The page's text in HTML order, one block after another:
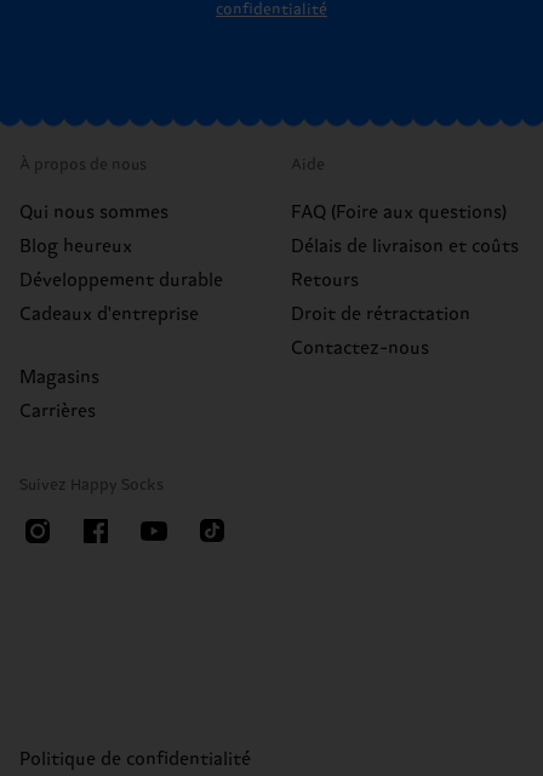
confidentialité
À propos de nous
Qui nous sommes
Blog heureux
Développement durable
Cadeaux d'entreprise
Magasins
Carrières
Aide
FAQ (Foire aux questions)
Délais de livraison et coûts
Retours
Droit de rétractation
Contactez-nous
Suivez Happy Socks
Politique de confidentialité